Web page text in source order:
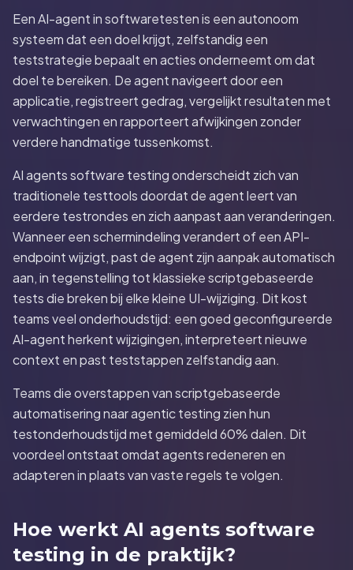
Een AI-agent in softwaretesten is een autonoom
systeem dat een doel krijgt, zelfstandig een
teststrategie bepaalt en acties onderneemt om dat
doel te bereiken. De agent navigeert door een
applicatie, registreert gedrag, vergelijkt resultaten met
verwachtingen en rapporteert afwijkingen zonder
verdere handmatige tussenkomst.
AI agents software testing onderscheidt zich van
traditionele testtools doordat de agent leert van
eerdere testrondes en zich aanpast aan veranderingen.
Wanneer een schermindeling verandert of een API-
endpoint wijzigt, past de agent zijn aanpak automatisch
aan, in tegenstelling tot klassieke scriptgebaseerde
tests die breken bij elke kleine UI-wijziging. Dit kost
teams veel onderhoudstijd: een goed geconfigureerde
AI-agent herkent wijzigingen, interpreteert nieuwe
context en past teststappen zelfstandig aan.
Teams die overstappen van scriptgebaseerde
automatisering naar agentic testing zien hun
testonderhoudstijd met gemiddeld 60% dalen. Dit
voordeel ontstaat omdat agents redeneren en
adapteren in plaats van vaste regels te volgen.
Hoe werkt AI agents software
testing in de praktijk?